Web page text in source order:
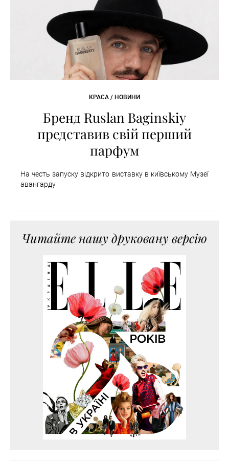
КРАСА / НОВИНИ
Бренд Ruslan Baginskiy
представив свій перший
парфум
На честь запуску відкрито виставку в київському Музеї
авангарду
Читайте нашу друковану версію